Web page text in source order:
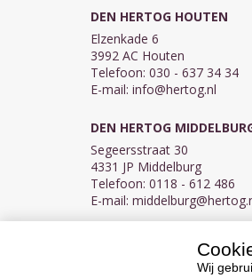
DEN HERTOG HOUTEN
Elzenkade 6
3992 AC Houten
Telefoon: 030 - 637 34 34
E-mail: info@hertog.nl
DEN HERTOG
Segeersstraat 30
4331 JP Middelburg
Telefoon: 0118 - 612 486
E-mail:
BTW NL007450242B03
Wij